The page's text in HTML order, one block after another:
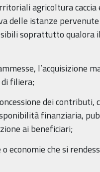
agricoltura caccia
istanze pervenute
soprattutto
l’acquisizione
filiera;
dei contributi,
finanziaria,
ai beneficiari;
economie che si